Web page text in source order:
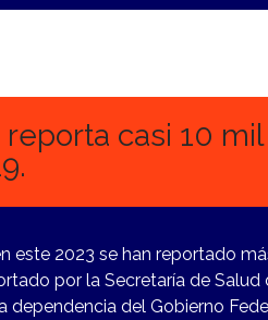
reporta casi 10
este 2023 se han reportado
por la Secretaría de
dependencia del Gobierno